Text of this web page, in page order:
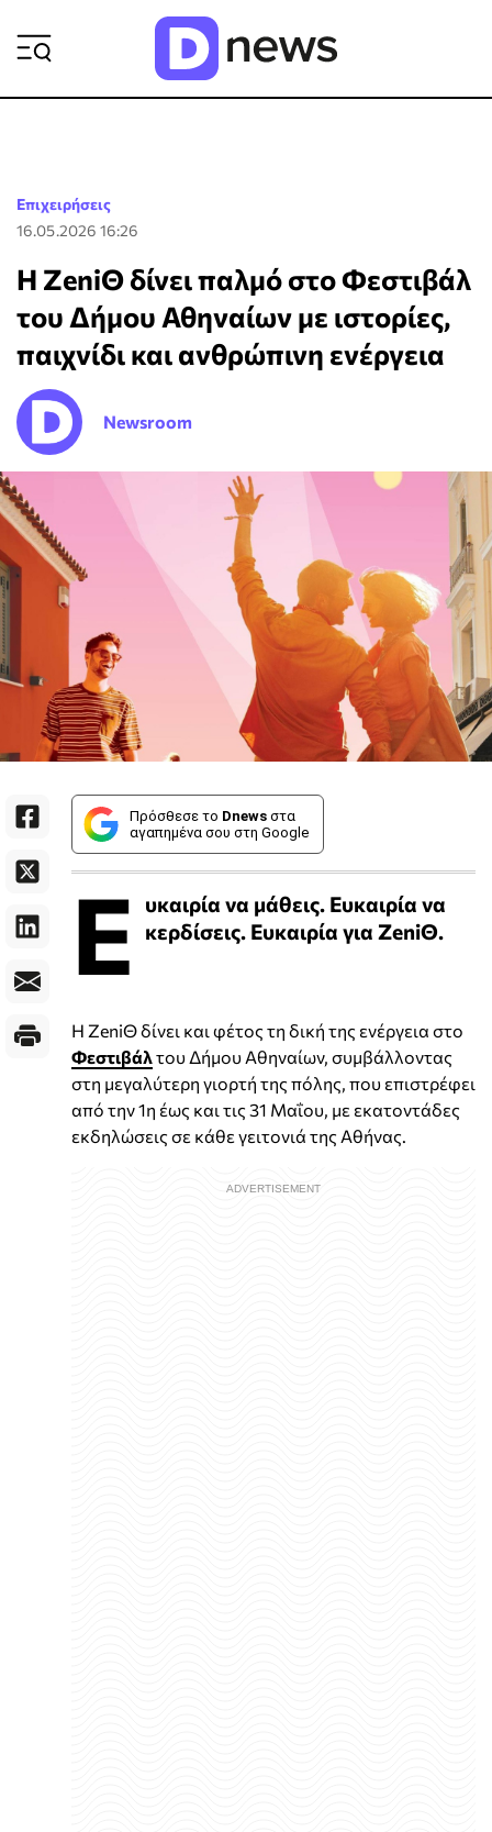
Επιχειρήσεις
16.05.2026 16:26
Η ZeniΘ δίνει παλμό στο Φεστιβάλ
του Δήμου Αθηναίων με ιστορίες,
παιχνίδι και ανθρώπινη ενέργεια
Newsroom
Πρόσθεσε το Dnews στα
αγαπημένα σου στη Google
Ε
υκαιρία να μάθεις. Ευκαιρία να
κερδίσεις. Ευκαιρία για ZeniΘ.
Η ZeniΘ δίνει και φέτος τη δική της ενέργεια στο
Φεστιβάλτου Δήμου Αθηναίων, συμβάλλοντας
στη μεγαλύτερη γιορτή της πόλης, που επιστρέφει
από την 1η έως και τις 31 Μαΐου, με εκατοντάδες
εκδηλώσεις σε κάθε γειτονιά της Αθήνας.